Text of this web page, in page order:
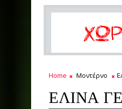
Home Μοντέρνο
ΕΛΙΝΑ